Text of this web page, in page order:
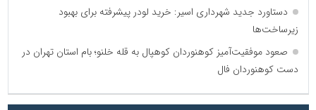
دستاورد جدید شهرداری اسیر: خرید لودر پیشرفته برای بهبود
زیرساخت‌ها
صعود موفقیت‌آمیز کوهنوردان کوهپال به قله خلنو؛ بام استان تهران در
دست کوهنوردان فال